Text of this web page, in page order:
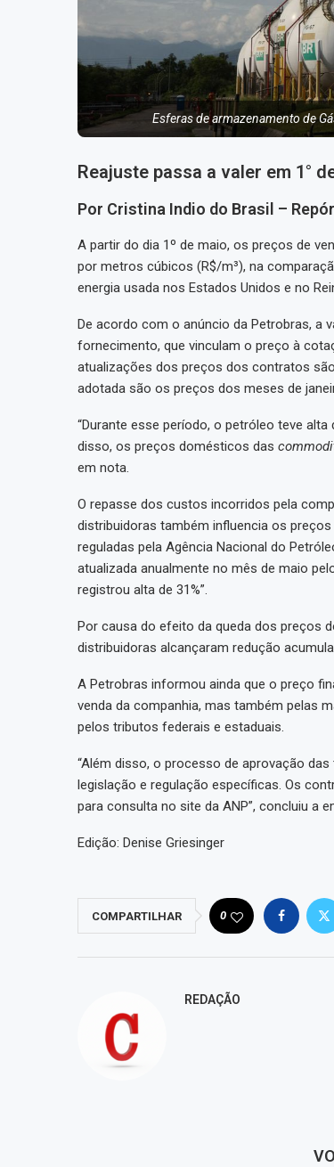
Esferas de armazenamento de
Reajuste passa a valer em 1°
Por Cristina Indio do Brasil –
A partir do dia 1º de maio, os preços de
por metros cúbicos (R$/m³), na
energia usada nos Estados Unidos e no
De acordo com o anúncio da Petrobras, a
fornecimento, que vinculam o preço à
atualizações dos preços dos contratos
adotada são os preços dos meses de
“Durante esse período, o petróleo teve
disso, os preços domésticos das
em nota.
O repasse dos custos incorridos pela
distribuidoras também influencia os
reguladas pela Agência Nacional do
atualizada anualmente no mês de maio
registrou alta de 31%”.
Por causa do efeito da queda dos preços
distribuidoras alcançaram redução
A Petrobras informou ainda que o preço
venda da companhia, mas também pelas
pelos tributos federais e estaduais.
“Além disso, o processo de aprovação
legislação e regulação específicas. Os
para consulta no site da ANP”, concluiu a
Edição: Denise Griesinger
COMPARTILHAR 0
REDAÇÃO